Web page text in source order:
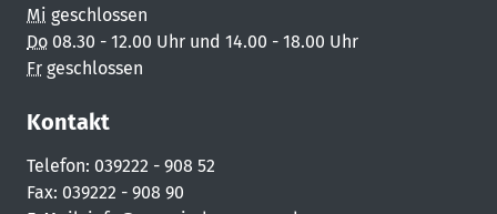
Mi geschlossen
Do 08.30 - 12.00 Uhr und 14.00 - 18.00 Uhr
Fr geschlossen
Kontakt
Telefon: 039222 - 908 52
Fax: 039222 - 908 90